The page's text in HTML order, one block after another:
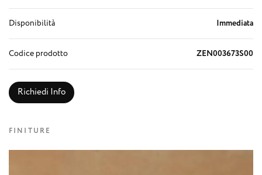
Disponibilità Immediata
Codice prodotto ZEN003673S00
Richiedi Info
FINITURE